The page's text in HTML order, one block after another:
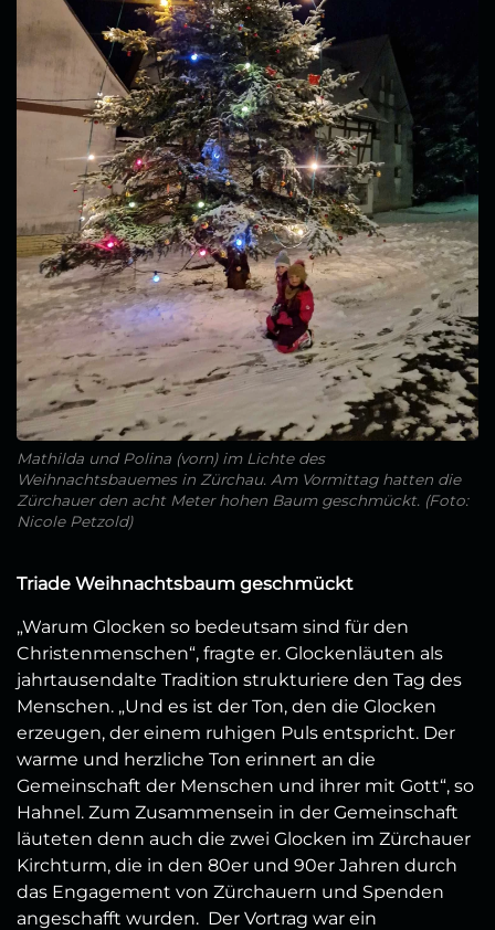
Mathilda und Polina (vorn) im Lichte des
Weihnachtsbauemes in Zürchau. Am Vormittag hatten die
Zürchauer den acht Meter hohen Baum geschmückt. (Foto:
Nicole Petzold)
Triade Weihnachtsbaum geschmückt
„Warum Glocken so bedeutsam sind für den
Christenmenschen“, fragte er. Glockenläuten als
jahrtausendalte Tradition strukturiere den Tag des
Menschen. „Und es ist der Ton, den die Glocken
erzeugen, der einem ruhigen Puls entspricht. Der
warme und herzliche Ton erinnert an die
Gemeinschaft der Menschen und ihrer mit Gott“, so
Hahnel. Zum Zusammensein in der Gemeinschaft
läuteten denn auch die zwei Glocken im Zürchauer
Kirchturm, die in den 80er und 90er Jahren durch
das Engagement von Zürchauern und Spenden
angeschafft wurden. Der Vortrag war ein